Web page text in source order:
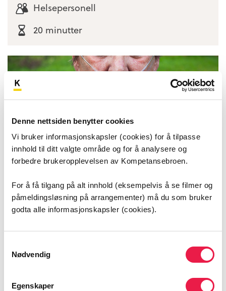
Denne nettsiden benytter cookies
Vi bruker informasjonskapsler (cookies) for å tilpasse
innhold til ditt valgte område og for å analysere og
forbedre brukeropplevelsen av Kompetansebroen.
For å få tilgang på alt innhold (eksempelvis å se filmer og
påmeldingsløsning på arrangementer) må du som bruker
godta alle informasjonskapsler (cookies).
Nødvendig
Egenskaper
Helsepersonell
20 minutter
Bærbart oksygenutstyr
Helsepersonell
Variabelt, avhenger av hvordan kurset tas